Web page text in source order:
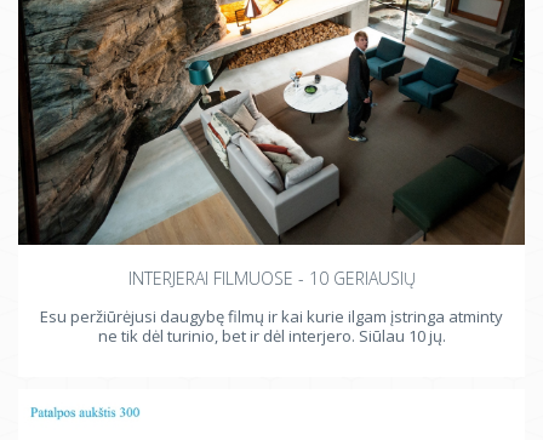
INTERJERAI FILMUOSE - 10 GERIAUSIŲ
Esu peržiūrėjusi daugybę filmų ir kai kurie ilgam įstringa atminty
ne tik dėl turinio, bet ir dėl interjero. Siūlau 10 jų.